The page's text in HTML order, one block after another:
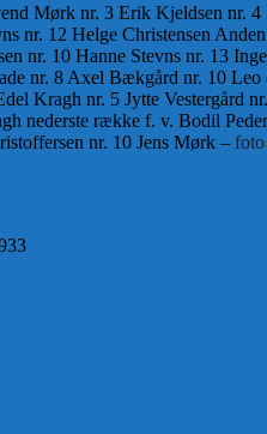
Mørk nr. 3 Erik Kjeldsen nr. 4
nr. 12 Helge Christensen
nr. 10 Hanne Stevns nr. 13
nr. 8 Axel Bækgård nr. 10
Kragh nr. 5 Jytte Vestergård
nederste række f. v. Bodil
nr. 10 Jens Mørk –